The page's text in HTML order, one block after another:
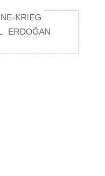
KRIEG
ERDOĞAN